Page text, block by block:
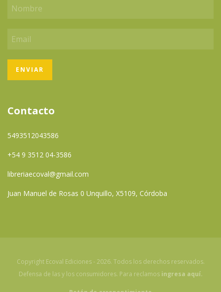
Contacto
5493512043586
+54 9 3512 04-3586
libreriaecoval@gmail.com
Juan Manuel de Rosas 0 Unquillo, X5109, Córdoba
Copyright Ecoval Ediciones - 2026. Todos los derechos reservados.
Defensa de las y los consumidores. Para reclamos ingresa aquí.